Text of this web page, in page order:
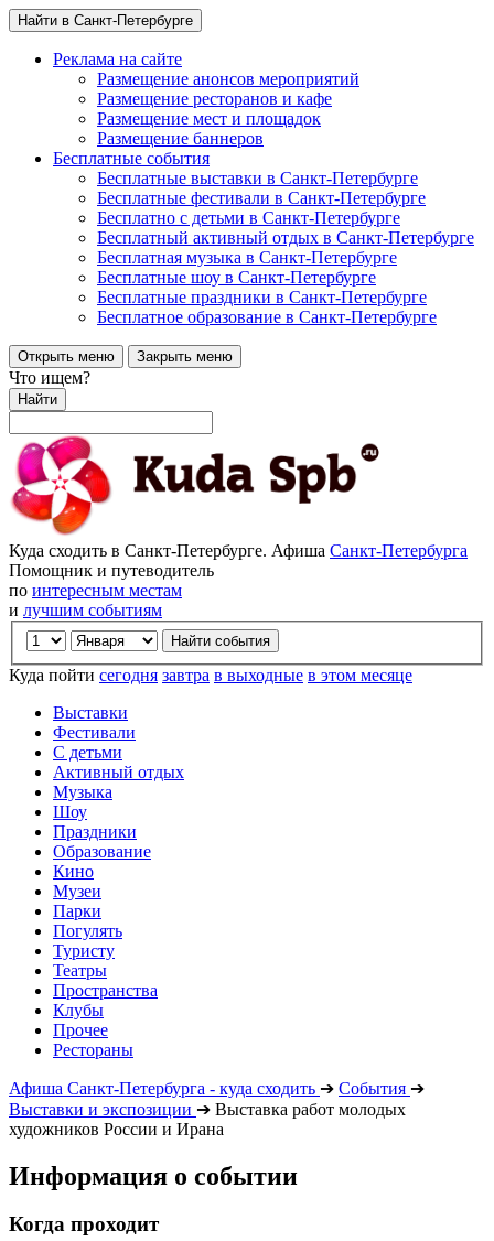
Найти в Санкт-Петербурге
Реклама на сайте
Размещение анонсов мероприятий
Размещение ресторанов и кафе
Размещение мест и площадок
Размещение баннеров
Бесплатные события
Бесплатные выставки в Санкт-Петербурге
Бесплатные фестивали в Санкт-Петербурге
Бесплатно с детьми в Санкт-Петербурге
Бесплатный активный отдых в Санкт-Петербурге
Бесплатная музыка в Санкт-Петербурге
Бесплатные шоу в Санкт-Петербурге
Бесплатные праздники в Санкт-Петербурге
Бесплатное образование в Санкт-Петербурге
Открыть меню Закрыть меню
Что ищем?
Найти
Куда сходить в Санкт-Петербурге. Афиша Санкт-Петербурга
Помощник и путеводитель
по интересным местам
и лучшим событиям
Куда пойти сегодня завтра в выходные в этом месяце
Выставки
Фестивали
С детьми
Активный отдых
Музыка
Шоу
Праздники
Образование
Кино
Музеи
Парки
Погулять
Туристу
Театры
Пространства
Клубы
Прочее
Рестораны
Афиша Санкт-Петербурга - куда сходить ➔ События ➔
Выставки и экспозиции ➔ Выставка работ молодых
художников России и Ирана
Информация о событии
Когда проходит